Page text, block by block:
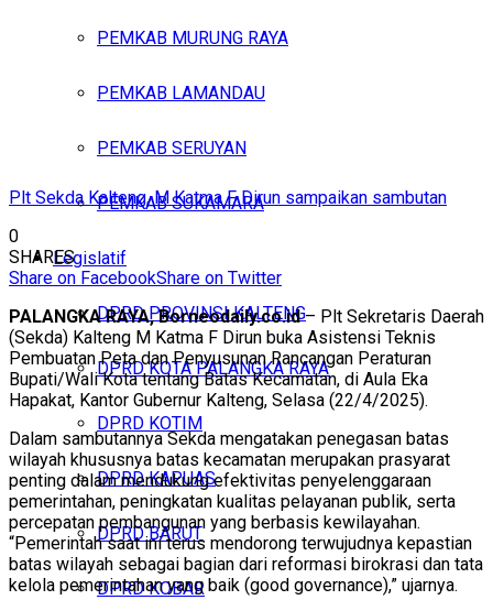
PEMKAB MURUNG RAYA
PEMKAB LAMANDAU
PEMKAB SERUYAN
PEMKAB SUKAMARA
Legislatif
DPRD PROVINSI KALTENG
DPRD KOTA PALANGKA RAYA
DPRD KOTIM
DPRD KAPUAS
DPRD BARUT
DPRD KOBAR
Plt Sekda Kalteng, M Katma F Dirun sampaikan sambutan
0
SHARES
Share on FacebookShare on Twitter
PALANGKA RAYA, Borneodaily.co.id– Plt Sekretaris Daerah
(Sekda) Kalteng M Katma F Dirun buka Asistensi Teknis
Pembuatan Peta dan Penyusunan Rancangan Peraturan
Bupati/Wali Kota tentang Batas Kecamatan, di Aula Eka
Hapakat, Kantor Gubernur Kalteng, Selasa (22/4/2025).
Dalam sambutannya Sekda mengatakan penegasan batas
wilayah khususnya batas kecamatan merupakan prasyarat
penting dalam mendukung efektivitas penyelenggaraan
pemerintahan, peningkatan kualitas pelayanan publik, serta
percepatan pembangunan yang berbasis kewilayahan.
“Pemerintah saat ini terus mendorong terwujudnya kepastian
batas wilayah sebagai bagian dari reformasi birokrasi dan tata
kelola pemerintahan yang baik (good governance),” ujarnya.